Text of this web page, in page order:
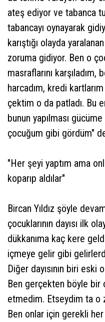
ateş ediyor ve tabanca
tabancayı oynayarak
karıştığı olayda
zoruma gidiyor. Ben o
masraflarını karşıladım,
harcadım, kredi
çektim o da patladı. Bu
bunun yapılması
çocuğum gibi gördüm"
"Her şeyi yaptım ama
koparıp aldılar"
Bircan Yıldız şöyle
çocuklarının dayısı ilk
dükkanıma kaç kere
içmeye gelir gibi
Diğer dayısının biri
Ben gerçekten böyle bir
etmedim. Etseydim ta o
Ben onlar için gerekli